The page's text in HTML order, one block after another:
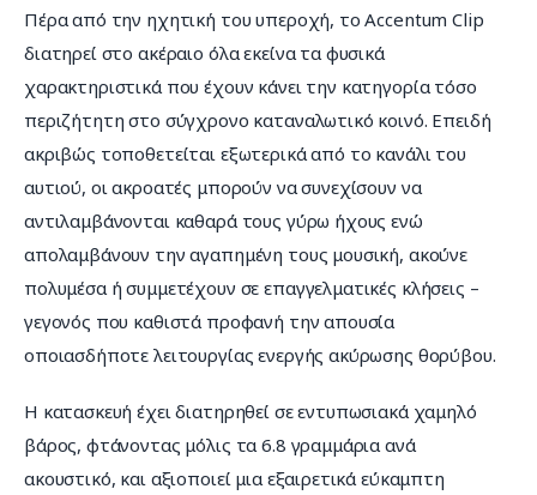
Πέρα από την ηχητική του υπεροχή, το Accentum Clip
διατηρεί στο ακέραιο όλα εκείνα τα φυσικά
χαρακτηριστικά που έχουν κάνει την κατηγορία τόσο
περιζήτητη στο σύγχρονο καταναλωτικό κοινό. Επειδή
ακριβώς τοποθετείται εξωτερικά από το κανάλι του
αυτιού, οι ακροατές μπορούν να συνεχίσουν να
αντιλαμβάνονται καθαρά τους γύρω ήχους ενώ
απολαμβάνουν την αγαπημένη τους μουσική, ακούνε
πολυμέσα ή συμμετέχουν σε επαγγελματικές κλήσεις –
γεγονός που καθιστά προφανή την απουσία
οποιασδήποτε λειτουργίας ενεργής ακύρωσης θορύβου.
Η κατασκευή έχει διατηρηθεί σε εντυπωσιακά χαμηλό
βάρος, φτάνοντας μόλις τα 6.8 γραμμάρια ανά
ακουστικό, και αξιοποιεί μια εξαιρετικά εύκαμπτη